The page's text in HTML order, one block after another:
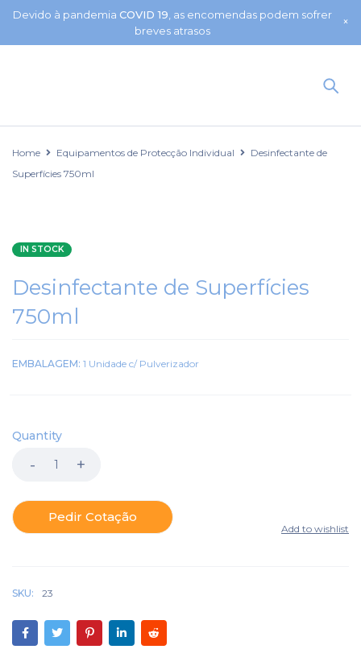
Devido à pandemia COVID 19 , as encomendas podem sofrer
breves atrasos
Home Equipamentos de Protecção Individual
Desinfectante de
Superfícies 750ml
IN STOCK
Desinfectante de Superfícies
750ml
EMBALAGEM: 1 Unidade c/ Pulverizador
Quantity
Pedir Cotação
SKU: 23